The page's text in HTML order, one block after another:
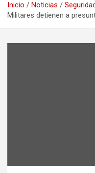
Inicio Noticias
Militares detienen a